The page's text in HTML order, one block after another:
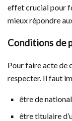
effet crucial pour
mieux répondre
Conditions de
Pour faire acte de
respecter. Il faut
être de
être titulaire